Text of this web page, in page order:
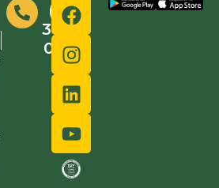
(48)
3632-
0000